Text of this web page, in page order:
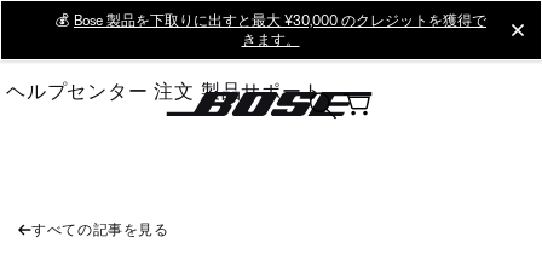
Main
💰 Bose 製品を下取りに出すと最大 ¥30,000 のクレジットを獲得で
きます。
ヘルプセンター 注文 製品サポート
すべての記事を見る